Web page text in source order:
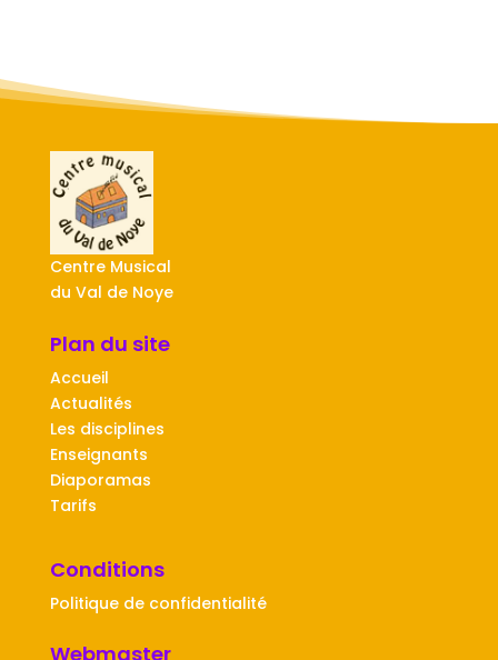
Centre Musical
du Val de Noye
Plan du site
Accueil
Actualités
Les disciplines
Enseignants
Diaporamas
Tarifs
Conditions
Politique de confidentialité
Webmaster